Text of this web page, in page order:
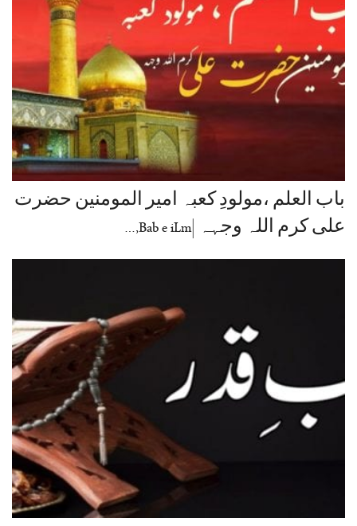
باب العلم ،مولودِ کعبہ امیر المومنین حضرت
علی کرم اللہ وجہہ |Bab e iLm,…